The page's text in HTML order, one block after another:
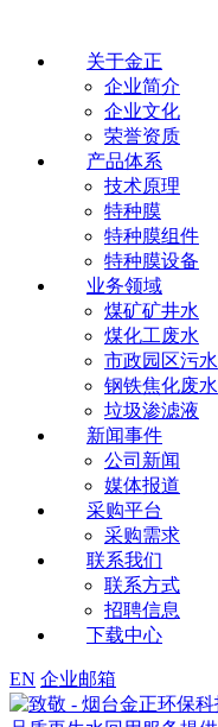
关于金正
企业简介
企业文化
荣誉资质
产品体系
技术原理
特种膜
特种膜组件
特种膜设备
业务领域
煤矿矿井水
煤化工废水
市政园区污水
钢铁焦化废水
垃圾渗滤液
新闻事件
公司新闻
媒体报道
采购平台
采购需求
联系我们
联系方式
招聘信息
下载中心
EN 企业邮箱